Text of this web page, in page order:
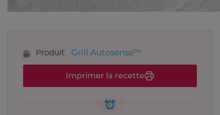
Produit: Grill Autosense™
Imprimer la recette